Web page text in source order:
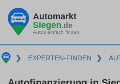
Automarkt
Siegen.de
Autos einfach finden
❯ EXPERTEN-FINDEN ❯